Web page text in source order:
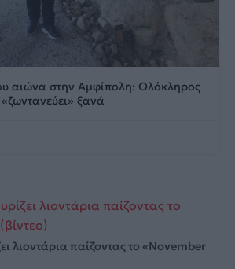
αιώνα στην Αμφίπολη: Ολόκληρος
ξανά
λιοντάρια παίζοντας το «November